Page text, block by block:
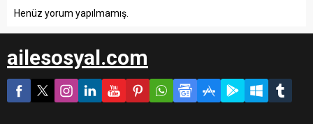
Henüz yorum yapılmamış.
ailesosyal.com